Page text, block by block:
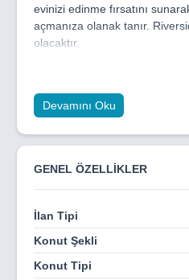
evinizi edinme fırsatını
açmanıza olanak tanır.
olacaktır.
alanlarına, parklara, spor
erişimini sağlamak için
yapılmıştır. Riverside Life
balkonunuzda içeceğinizi
Riverside Life Residence'e
bulunamaz.
Devamını Oku
GENEL ÖZELLİKLER
İlan Tipi
Konut Şekli
Konut Tipi